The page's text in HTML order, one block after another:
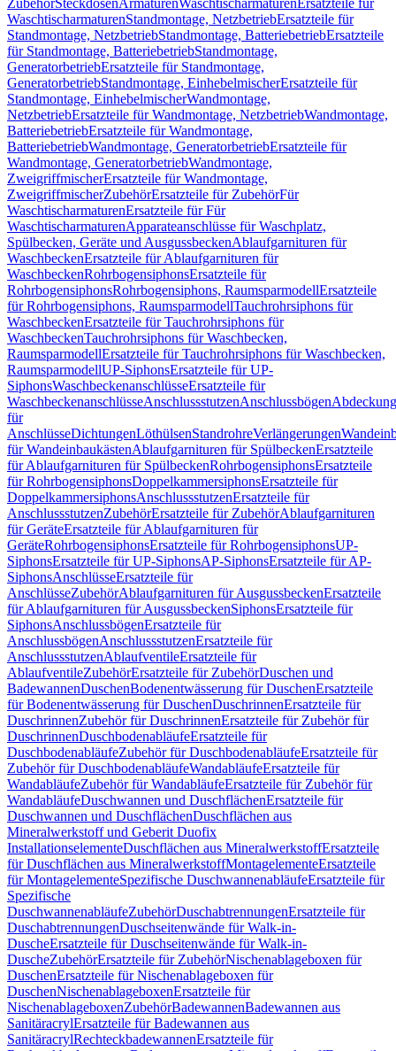
ZubehörSteckdosenArmaturenWaschtischarmaturen Ersatzteile für
WaschtischarmaturenStandmontage, NetzbetriebErsatzteile für
Standmontage, NetzbetriebStandmontage, BatteriebetriebErsatzteile
für Standmontage, BatteriebetriebStandmontage,
GeneratorbetriebErsatzteile für Standmontage,
GeneratorbetriebStandmontage, EinhebelmischerErsatzteile für
Standmontage, EinhebelmischerWandmontage,
NetzbetriebErsatzteile für Wandmontage, NetzbetriebWandmontage,
BatteriebetriebErsatzteile für Wandmontage,
BatteriebetriebWandmontage, GeneratorbetriebErsatzteile für
Wandmontage, GeneratorbetriebWandmontage,
ZweigriffmischerErsatzteile für Wandmontage,
ZweigriffmischerZubehörErsatzteile für ZubehörFür
WaschtischarmaturenErsatzteile für Für
WaschtischarmaturenApparateanschlüsse für Waschplatz,
Spülbecken, Geräte und AusgussbeckenAblaufgarnituren für
WaschbeckenErsatzteile für Ablaufgarnituren für
WaschbeckenRohrbogensiphonsErsatzteile für
RohrbogensiphonsRohrbogensiphons, RaumsparmodellErsatzteile
für Rohrbogensiphons, RaumsparmodellTauchrohrsiphons für
WaschbeckenErsatzteile für Tauchrohrsiphons für
WaschbeckenTauchrohrsiphons für Waschbecken,
RaumsparmodellErsatzteile für Tauchrohrsiphons für Waschbecken,
RaumsparmodellUP-SiphonsErsatzteile für UP-
SiphonsWaschbeckenanschlüsseErsatzteile für
WaschbeckenanschlüsseAnschlussstutzenAnschlussbögen
für
AnschlüsseDichtungenLöthülsenStandrohreVerlängerungen
für WandeinbaukästenAblaufgarnituren für SpülbeckenErsatzteile
für Ablaufgarnituren für SpülbeckenRohrbogensiphonsErsatzteile
für RohrbogensiphonsDoppelkammersiphonsErsatzteile für
DoppelkammersiphonsAnschlussstutzenErsatzteile für
AnschlussstutzenZubehörErsatzteile für ZubehörAblaufgarnituren
für GeräteErsatzteile für Ablaufgarnituren für
GeräteRohrbogensiphonsErsatzteile für RohrbogensiphonsUP-
SiphonsErsatzteile für UP-SiphonsAP-SiphonsErsatzteile für AP-
SiphonsAnschlüsseErsatzteile für
AnschlüsseZubehörAblaufgarnituren für AusgussbeckenErsatzteile
für Ablaufgarnituren für AusgussbeckenSiphonsErsatzteile für
SiphonsAnschlussbögenErsatzteile für
AnschlussbögenAnschlussstutzenErsatzteile für
AnschlussstutzenAblaufventileErsatzteile für
AblaufventileZubehörErsatzteile für ZubehörDuschen und
BadewannenDuschenBodenentwässerung für DuschenErsatzteile
für Bodenentwässerung für DuschenDuschrinnenErsatzteile für
DuschrinnenZubehör für DuschrinnenErsatzteile für Zubehör für
DuschrinnenDuschbodenabläufeErsatzteile für
DuschbodenabläufeZubehör für DuschbodenabläufeErsatzteile für
Zubehör für DuschbodenabläufeWandabläufeErsatzteile für
WandabläufeZubehör für WandabläufeErsatzteile für Zubehör für
WandabläufeDuschwannen und DuschflächenErsatzteile für
Duschwannen und DuschflächenDuschflächen aus
Mineralwerkstoff und Geberit Duofix
InstallationselementeDuschflächen aus MineralwerkstoffErsatzteile
für Duschflächen aus MineralwerkstoffMontagelementeErsatzteile
für MontagelementeSpezifische DuschwannenabläufeErsatzteile für
Spezifische
DuschwannenabläufeZubehörDuschabtrennungenErsatzteile für
DuschabtrennungenDuschseitenwände für Walk-in-
DuscheErsatzteile für Duschseitenwände für Walk-in-
DuscheZubehörErsatzteile für ZubehörNischenablageboxen für
DuschenErsatzteile für Nischenablageboxen für
DuschenNischenablageboxenErsatzteile für
NischenablageboxenZubehörBadewannenBadewannen aus
SanitäracrylErsatzteile für Badewannen aus
SanitäracrylRechteckbadewannenErsatzteile für